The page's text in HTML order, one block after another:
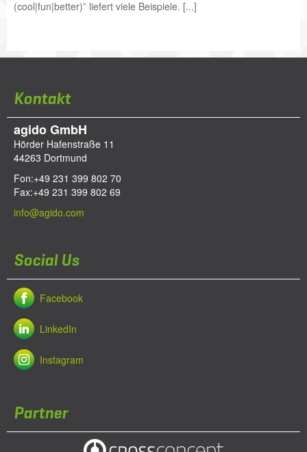
(cool|fun|better)” liefert viele Beispiele. [...]
Kontakt
agido GmbH
Hörder Hafenstraße 11
44263 Dortmund
Fon:+49 231 399 802 70
Fax:+49 231 399 802 69
info@agido.com
Social Us
Facebook
LinkedIn
Instagram
Partner